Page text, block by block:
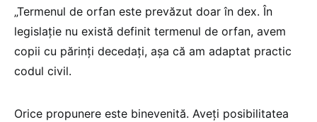
„Termenul de orfan este prevăzut doar în dex. În
legislație nu există definit termenul de orfan, avem
copii cu părinți decedați, așa că am adaptat practic
codul civil.
Orice propunere este binevenită. Aveți posibilitatea